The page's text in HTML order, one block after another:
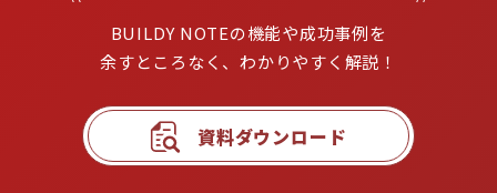
BUILDY NOTEの機能や成功事例を
余すところなく、わかりやすく解説！
資料ダウンロード